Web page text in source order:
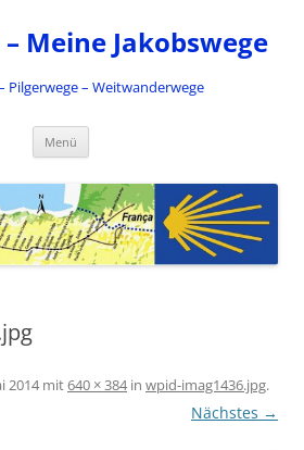
– Meine Jakobswege
Pilgerwege – Weitwanderwege
Menü
2014mit640 × 384in wpid-imag1436.jpg.
Nächstes →